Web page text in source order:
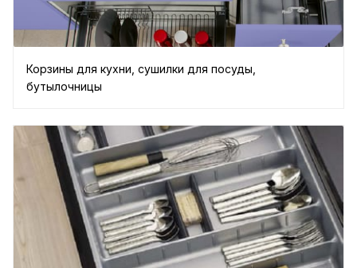
Корзины для кухни, сушилки для посуды,
бутылочницы